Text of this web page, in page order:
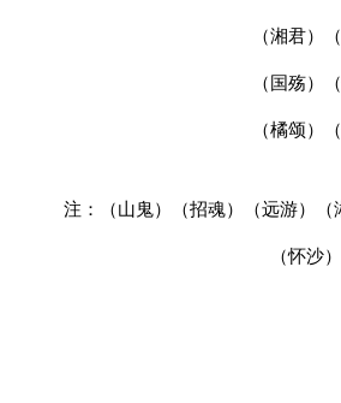
（湘君）
（国殇）
（橘颂）
注：（山鬼）（招魂）（远游）（
（怀沙